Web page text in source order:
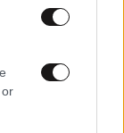
σκότωσε»
Ολλανδή
τη φίλη